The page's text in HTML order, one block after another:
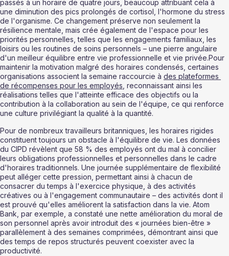
passés à un horaire de quatre jours, beaucoup attribuant cela à
une diminution des pics prolongés de cortisol, l'hormone du stress
de l'organisme. Ce changement préserve non seulement la
résilience mentale, mais crée également de l'espace pour les
priorités personnelles, telles que les engagements familiaux, les
loisirs ou les routines de soins personnels – une pierre angulaire
d'un meilleur équilibre entre vie professionnelle et vie privée.Pour
maintenir la motivation malgré des horaires condensés, certaines
organisations associent la semaine raccourcie à des plateformes
de récompenses pour les employés , reconnaissant ainsi les
réalisations telles que l'atteinte efficace des objectifs ou la
contribution à la collaboration au sein de l'équipe, ce qui renforce
une culture privilégiant la qualité à la quantité.
Pour de nombreux travailleurs britanniques, les horaires rigides
constituent toujours un obstacle à l'équilibre de vie. Les données
du CIPD révèlent que 58 % des employés ont du mal à concilier
leurs obligations professionnelles et personnelles dans le cadre
d'horaires traditionnels. Une journée supplémentaire de flexibilité
peut alléger cette pression, permettant ainsi à chacun de
consacrer du temps à l'exercice physique, à des activités
créatives ou à l'engagement communautaire – des activités dont il
est prouvé qu'elles améliorent la satisfaction dans la vie. Atom
Bank, par exemple, a constaté une nette amélioration du moral de
son personnel après avoir introduit des « journées bien-être »
parallèlement à des semaines comprimées, démontrant ainsi que
des temps de repos structurés peuvent coexister avec la
productivité.